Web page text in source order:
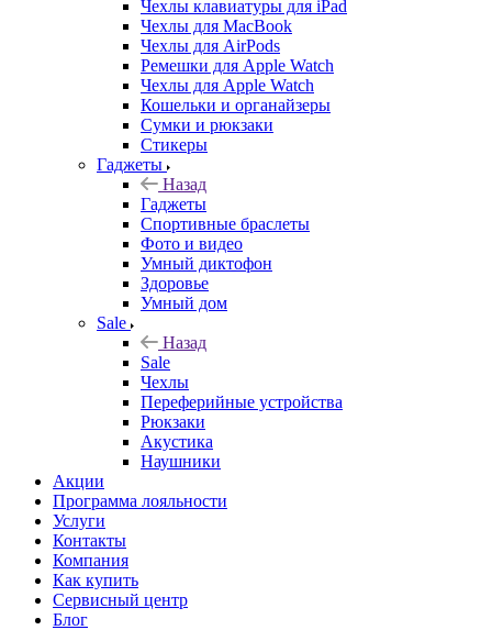
Чехлы клавиатуры для iPad
Чехлы для MacBook
Чехлы для AirPods
Ремешки для Apple Watch
Чехлы для Apple Watch
Кошельки и органайзеры
Сумки и рюкзаки
Стикеры
Гаджеты
Назад
Гаджеты
Спортивные браслеты
Фото и видео
Умный диктофон
Здоровье
Умный дом
Sale
Назад
Sale
Чехлы
Переферийные устройства
Рюкзаки
Акустика
Наушники
Акции
Программа лояльности
Услуги
Контакты
Компания
Как купить
Сервисный центр
Блог